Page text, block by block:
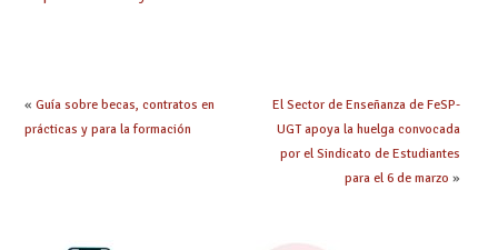
« Guía sobre becas, contratos en
prácticas y para la formación
El Sector de Enseñanza de FeSP-
UGT apoya la huelga convocada
por el Sindicato de Estudiantes
para el 6 de marzo »